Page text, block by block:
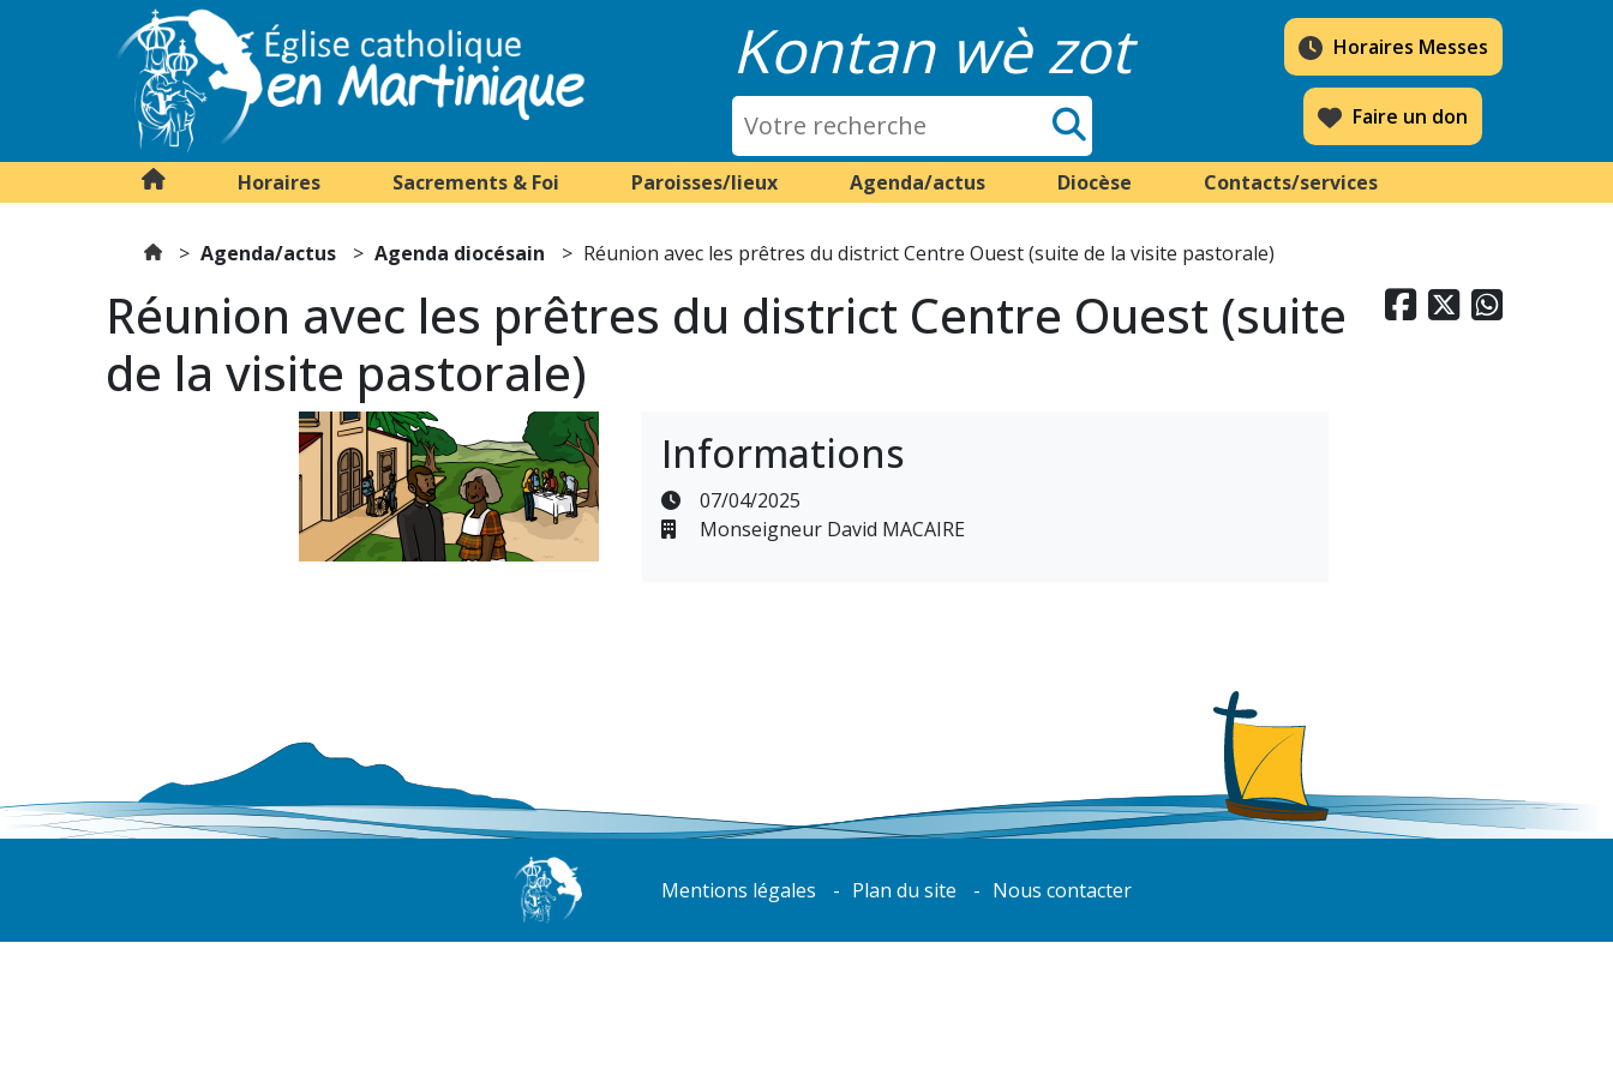
Kontan wè zot Horaires Messes
Faire un don
Horaires Sacrements & Foi Paroisses/lieux Agenda/actus Diocèse Contacts/services
Agenda/actus Agenda diocésain Réunion avec les prêtres du district Centre Ouest (suite de la visite pastorale)
  
Réunion avec les prêtres du district Centre Ouest (suite
de la visite pastorale)
Informations
07/04/2025
Monseigneur David MACAIRE
Mentions légales Plan du site Nous contacter